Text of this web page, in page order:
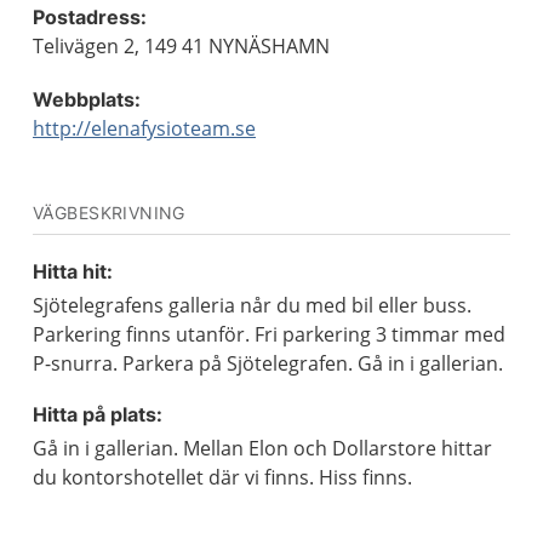
Postadress:
Telivägen 2, 149 41 NYNÄSHAMN
Webbplats:
http://elenafysioteam.se
VÄGBESKRIVNING
Hitta hit:
Sjötelegrafens galleria når du med bil eller buss.
Parkering finns utanför. Fri parkering 3 timmar med
P-snurra. Parkera på Sjötelegrafen. Gå in i gallerian.
Hitta på plats:
Gå in i gallerian. Mellan Elon och Dollarstore hittar
du kontorshotellet där vi finns. Hiss finns.